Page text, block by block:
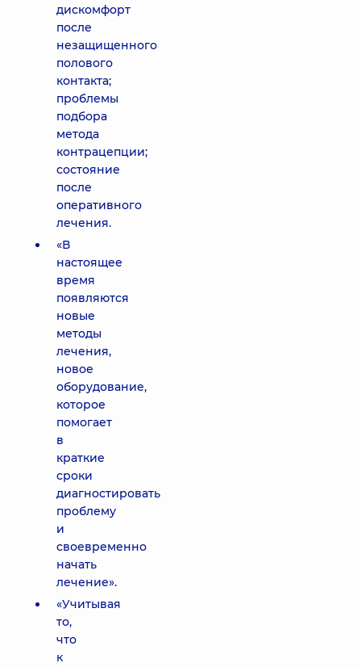
дискомфорт
после
незащищенного
полового
контакта;
проблемы
подбора
метода
контрацепции;
состояние
после
оперативного
лечения.
«В
настоящее
время
появляются
новые
методы
лечения,
новое
оборудование,
которое
помогает
в
краткие
сроки
диагностировать
проблему
и
своевременно
начать
лечение».
«Учитывая
то,
что
к